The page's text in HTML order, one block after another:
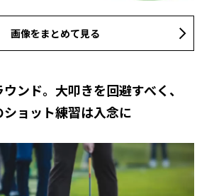
画像をまとめて見る
ンド。大叩きを回避すべく、
ョット練習は入念に